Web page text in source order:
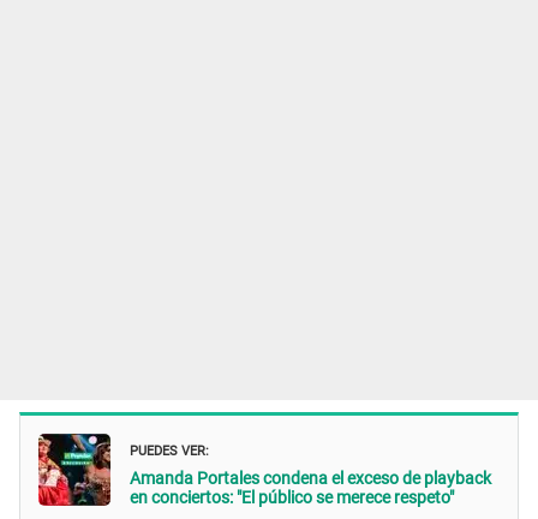
PUEDES VER:
Amanda Portales condena el exceso de playback
en conciertos: "El público se merece respeto"